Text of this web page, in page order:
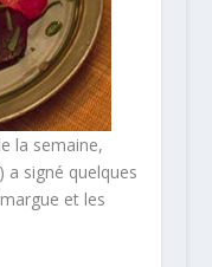
la semaine,
a signé quelques
et les